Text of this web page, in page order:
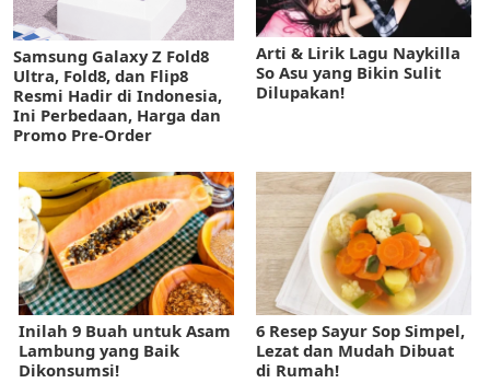
Samsung Galaxy Z Fold8
Ultra, Fold8, dan Flip8
Resmi Hadir di Indonesia,
Ini Perbedaan, Harga dan
Promo Pre-Order
Arti & Lirik Lagu Naykilla
So Asu yang Bikin Sulit
Dilupakan!
Inilah 9 Buah untuk Asam
Lambung yang Baik
Dikonsumsi!
6 Resep Sayur Sop Simpel,
Lezat dan Mudah Dibuat
di Rumah!